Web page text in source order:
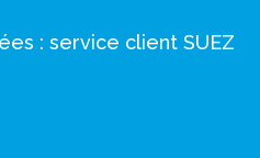
: service client SUEZ